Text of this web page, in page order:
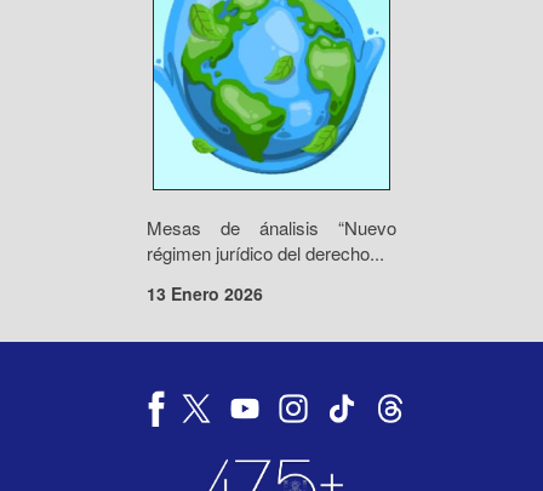
Mesas de ánalisis “Nuevo
régimen jurídico del derecho...
13 Enero 2026